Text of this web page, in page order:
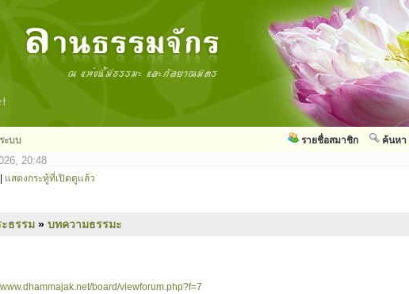
ะบบ ค้นหา
รายชื่อสมาชิก
20:48
แสดงกระทู้ที่เปิดดูแล้ว
ธรรม » บทความธรรมะ
www.dhammajak.net/board/viewforum.php?f=7